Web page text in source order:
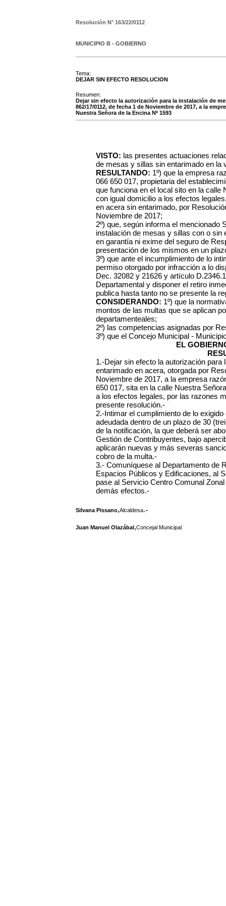
Resolución N° 163/22/0112
MUNICIPIO B - GOBIERNO
Tema:
DEJAR SIN EFECTO RESOLUCION
Resumen:
Dejar sin efecto la autorización para la instalación de
862/17/0112, de fecha 1 de Noviembre de 2017, a la
Nuestra Señora de la Encina Nº 1593
VISTO: las presentes actuaciones
de mesas y sillas sin entarimado en la
RESULTANDO: 1º) que la empresa
066 650 017, propietaria del
que funciona en el local sito en la calle
con igual domicilio a los efectos
en acera sin entarimado, por
Noviembre de 2017;
2º) que, según informa el mencionado
instalación de mesas y sillas con o sin
en garantía ni exime del seguro de
presentación de los mismos en un
3º) que ante el incumplimiento de lo
permiso otorgado por infracción a lo
Dec. 32082 y 21626 y artículo
Departamental y disponer el retiro
publica hasta tanto no se presente la
CONSIDERANDO: 1º) que la
montos de las multas que se aplican
departamenteales;
2º) las competencias asignadas por
3º) que el Concejo Municipal -
EL
1.-Dejar sin efecto la autorización
entarimado en acera, otorgada por
Noviembre de 2017, a la empresa
650 017, sita en la calle Nuestra
a los efectos legales, por las razones
presente resolución.-
2.-Intimar el cumplimiento de lo
adeudada dentro de un plazo de 30
de la notificación, la que deberá ser
Gestión de Contribuyentes, bajo
aplicarán nuevas y más severas
cobro de la multa.-
3.- Comuníquese al Departamento de
Espacios Públicos y Edificaciones, al
pase al Servicio Centro Comunal
demás efectos.-
Silvana Pissano,Alcaldesa.-
Juan Manuel Olazábal,Concejal Municipal